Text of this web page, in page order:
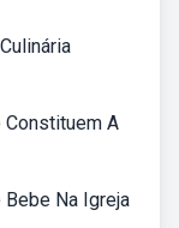
Constituem A
Na Igreja